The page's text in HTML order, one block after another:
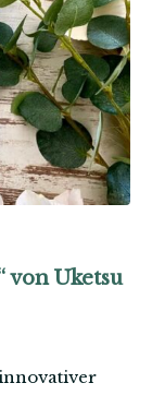
von Uketsu
innovativer